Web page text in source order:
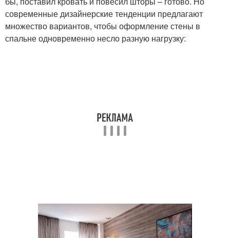
современные дизайнерские тенденции предлагают
множество вариантов, чтобы оформление стены в
спальне одновременно несло разную нагрузку: